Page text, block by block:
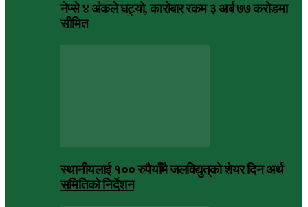
नेप्से ४ अंकले घट्यो, कारोबार रकम ३ अर्ब ७७ करोडमा
सीमित
स्थानीयलाई १०० रुपैयाँमै जलविद्युत्‌को शेयर दिन अर्थ
समितिको निर्देशन